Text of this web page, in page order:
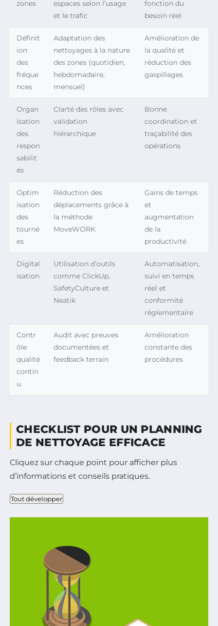
zones
espaces selon l’usage
et le trafic
fonction du
besoin réel
Définit
ion
des
fréque
nces
Adaptation des
nettoyages à la nature
des zones (quotidien,
hebdomadaire,
mensuel)
Amélioration de
la qualité et
réduction des
gaspillages
Organ
isation
des
respon
sabilit
és
Clarté des rôles avec
validation
hiérarchique
Bonne
coordination et
traçabilité des
opérations
Optim
isation
des
tourné
es
Réduction des
déplacements grâce à
la méthode
MoveWORK
Gains de temps
et
augmentation
de la
productivité
Digital
isation
Utilisation d’outils
comme ClickUp,
SafetyCulture et
Neatik
Automatisation,
suivi en temps
réel et
conformité
réglementaire
Contr
ôle
qualité
contin
u
Audit avec preuves
documentées et
feedback terrain
Amélioration
constante des
procédures
CHECKLIST POUR UN PLANNING
DE NETTOYAGE EFFICACE
Cliquez sur chaque point pour afficher plus
d’informations et conseils pratiques.
Tout développer